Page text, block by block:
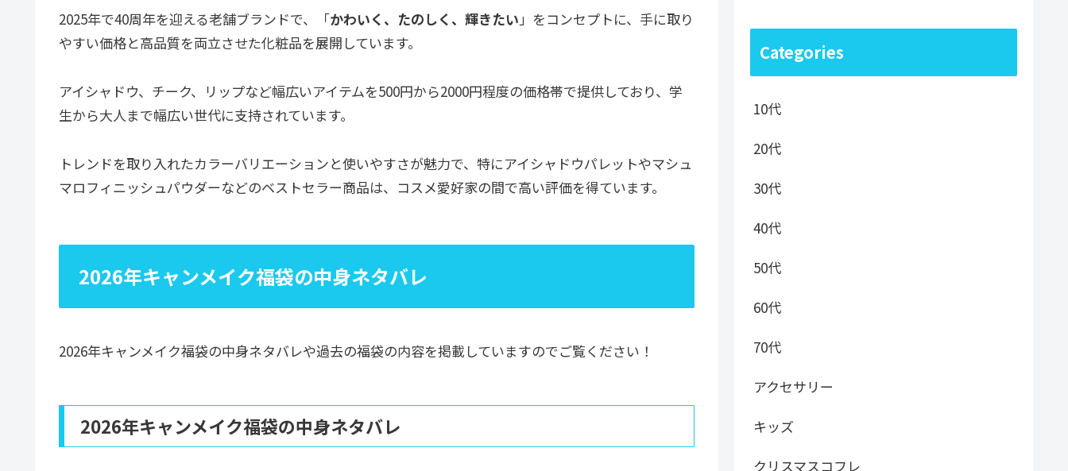
2025年で40周年を迎える老舗ブランドで、「かわいく、たのしく、輝きたい」をコンセプトに、手に取り
やすい価格と高品質を両立させた化粧品を展開しています。
アイシャドウ、チーク、リップなど幅広いアイテムを500円から2000円程度の価格帯で提供しており、学
生から大人まで幅広い世代に支持されています。
トレンドを取り入れたカラーバリエーションと使いやすさが魅力で、特にアイシャドウパレットやマシュ
マロフィニッシュパウダーなどのベストセラー商品は、コスメ愛好家の間で高い評価を得ています。
2026年キャンメイク福袋の中身ネタバレ
2026年キャンメイク福袋の中身ネタバレや過去の福袋の内容を掲載していますのでご覧ください！
2026年キャンメイク福袋の中身ネタバレ
Categories
10代
20代
30代
40代
50代
60代
70代
アクセサリー
キッズ
クリスマスコフレ